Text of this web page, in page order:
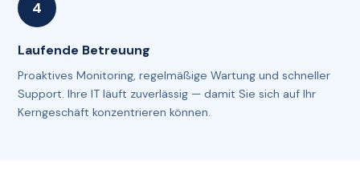
Laufende Betreuung
Proaktives Monitoring, regelmäßige Wartung und schneller
Support. Ihre IT läuft zuverlässig — damit Sie sich auf Ihr
Kerngeschäft konzentrieren können.